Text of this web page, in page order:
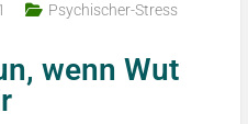
Psychischer-Stress
wenn Wut